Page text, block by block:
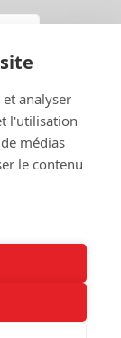
analyser
l'utilisation
médias
le contenu